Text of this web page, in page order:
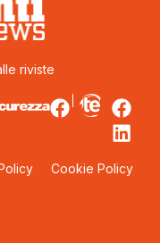
riviste
Cookie Policy